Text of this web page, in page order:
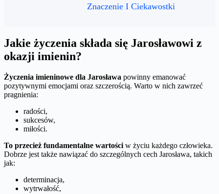
Znaczenie I Ciekawostki
Jakie życzenia składa się Jarosławowi z
okazji imienin?
Życzenia imieninowe dla Jarosława powinny emanować
pozytywnymi emocjami oraz szczerością. Warto w nich zawrzeć
pragnienia:
radości,
sukcesów,
miłości.
To przecież fundamentalne wartości w życiu każdego człowieka.
Dobrze jest także nawiązać do szczególnych cech Jarosława, takich
jak:
determinacja,
wytrwałość,